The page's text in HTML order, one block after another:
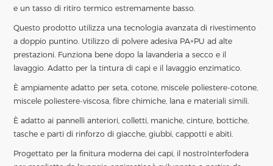
e un tasso di ritiro termico estremamente basso.
Questo prodotto utilizza una tecnologia avanzata di rivestimento
a doppio puntino. Utilizzo di polvere adesiva PA+PU ad alte
prestazioni. Funziona bene dopo la lavanderia a secco e il
lavaggio. Adatto per la tintura di capi e il lavaggio enzimatico.
È ampiamente adatto per seta, cotone, miscele poliestere-cotone,
miscele poliestere-viscosa, fibre chimiche, lana e materiali simili.
È adatto ai pannelli anteriori, colletti, maniche, cinture, bottiche,
tasche e parti di rinforzo di giacche, giubbi, cappotti e abiti.
Progettato per la finitura moderna dei capi, il nostroInterfodera